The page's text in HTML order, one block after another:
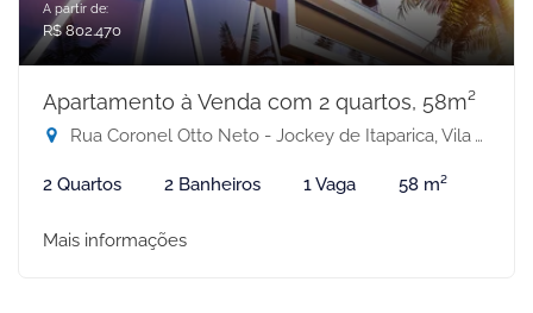
A partir de:
R$ 802.470
Apartamento à Venda com 2 quartos, 58m²
Rua Coronel Otto Neto - Jockey de Itaparica, Vila Velha-ES
2 Quartos 2 Banheiros 1 Vaga 58 m²
Mais informações